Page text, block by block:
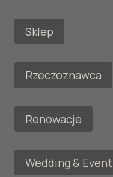
Sklep
Rzeczoznawca
Renowacje
Wedding & Event